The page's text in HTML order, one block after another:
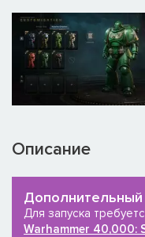
Описание
Дополнительный
Для запуска
Warhammer 40,000: